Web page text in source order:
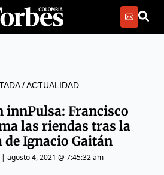
/ACTUALIDAD
innPulsa: Francisco
las riendas tras la
de Ignacio Gaitán
agosto 4, 2021 @ 7:45:32 am